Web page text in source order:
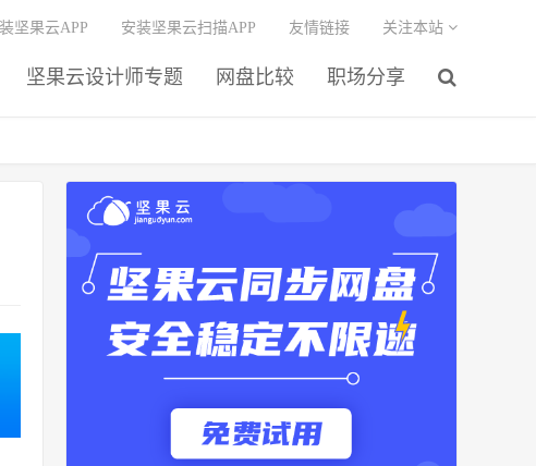
坚果云设计师专题 网盘比较 职场分享
坚果云APP 安装坚果云扫描APP 友情链接 关注本站